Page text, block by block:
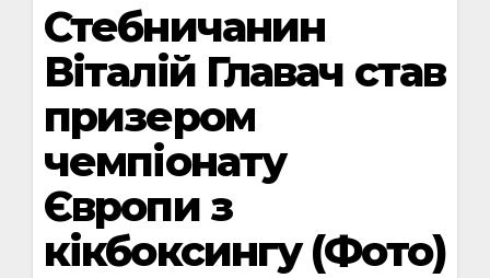
Стебничанин
Віталій Главач став
призером
чемпіонату
Європи з
кікбоксингу (Фото)